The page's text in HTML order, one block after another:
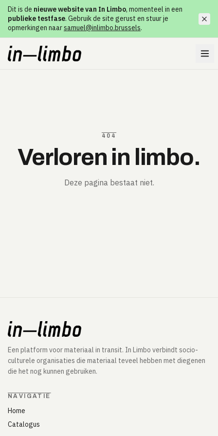
Dit is de nieuwe website van In Limbo, momenteel in een
publieke testfase. Gebruik de site gerust en stuur je
opmerkingen naarsamuel@inlimbo.brussels.
404
Verloren in limbo.
Deze pagina bestaat niet.
Een platform voor materiaal in transit. In Limbo verbindt socio-
culturele organisaties die materiaal teveel hebben met diegenen
die het nog kunnen gebruiken.
NAVIGATIE
Home
Catalogus